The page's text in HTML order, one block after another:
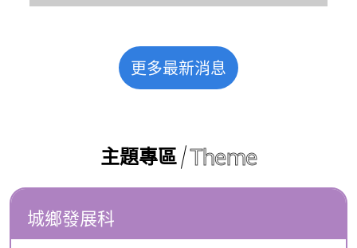
更多最新消息
主題專區 Theme
城鄉發展科